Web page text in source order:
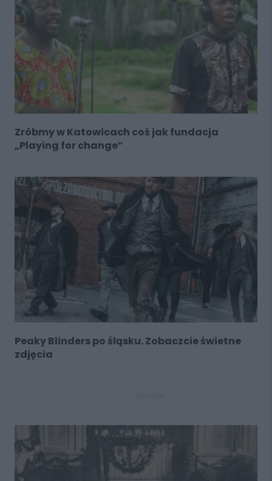
Zróbmy w Katowicach coś jak fundacja
„Playing for change”
Peaky Blinders po śląsku. Zobaczcie świetne
zdjęcia